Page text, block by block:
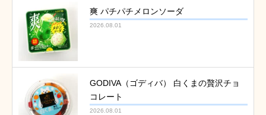
爽 パチパチメロンソーダ
2026.08.01
GODIVA（ゴディバ） 白くまの贅沢チョ
コレート
2026.08.01